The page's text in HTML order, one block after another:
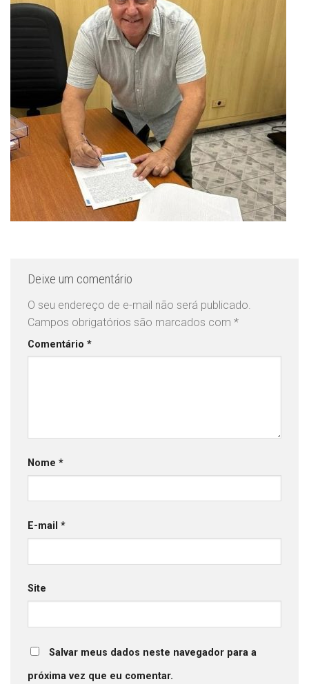
Deixe um comentário
O seu endereço de e-mail não será publicado.
Campos obrigatórios são marcados com *
Comentário *
Nome *
E-mail *
Site
Salvar meus dados neste navegador para a
próxima vez que eu comentar.